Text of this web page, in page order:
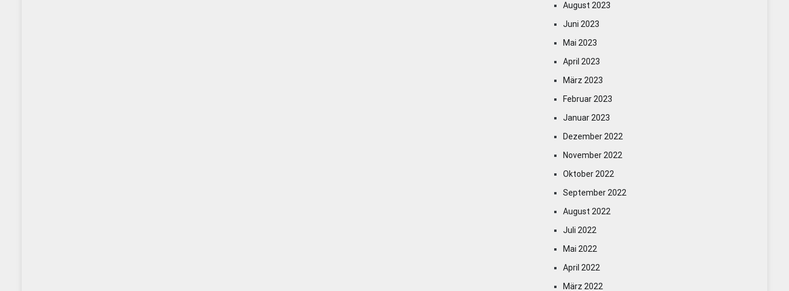
August 2023
Juni 2023
Mai 2023
April 2023
März 2023
Februar 2023
Januar 2023
Dezember 2022
November 2022
Oktober 2022
September 2022
August 2022
Juli 2022
Mai 2022
April 2022
März 2022